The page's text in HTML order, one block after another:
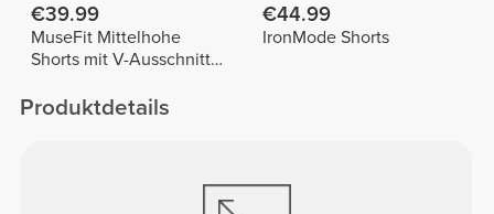
€39.99
MuseFit Mittelhohe
Shorts mit V-Ausschnitt
€44.99
IronMode Shorts
Produktdetails